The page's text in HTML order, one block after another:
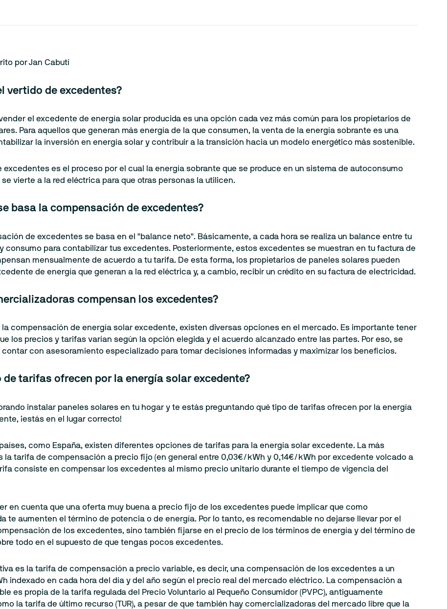
por Jan Cabutí
vertido de excedentes?
el excedente de energía solar producida es una opción cada vez más común para los propietarios de
Para aquellos que generan más energía de la que consumen, la venta de la energía sobrante es una
la inversión en energía solar y contribuir a la transición hacia un modelo energético más sostenible.
excedentes es el proceso por el cual la energía sobrante que se produce en un sistema de autoconsumo
vierte a la red eléctrica para que otras personas la utilicen.
basa la compensación de excedentes?
de excedentes se basa en el "balance neto". Básicamente, a cada hora se realiza un balance entre tu
consumo para contabilizar tus excedentes. Posteriormente, estos excedentes se muestran en tu factura de
mensualmente de acuerdo a tu tarifa. De esta forma, los propietarios de paneles solares pueden
de energía que generan a la red eléctrica y, a cambio, recibir un crédito en su factura de electricidad.
compensan los excedentes?
la compensación de energía solar excedente, existen diversas opciones en el mercado. Es importante tener
los precios y tarifas varían según la opción elegida y el acuerdo alcanzado entre las partes. Por eso, se
contar con asesoramiento especializado para tomar decisiones informadas y maximizar los beneficios.
de tarifas ofrecen por la energía solar excedente?
instalar paneles solares en tu hogar y te estás preguntando qué tipo de tarifas ofrecen por la energía
¡estás en el lugar correcto!
como España, existen diferentes opciones de tarifas para la energía solar excedente. La más
la tarifa de compensación a precio fijo (en general entre 0,03€/kWh y 0,14€/kWh por excedente volcado a
consiste en compensar los excedentes al mismo precio unitario durante el tiempo de vigencia del
en cuenta que una oferta muy buena a precio fijo de los excedentes puede implicar que como
te aumenten el término de potencia o de energía. Por lo tanto, es recomendable no dejarse llevar por el
de los excedentes, sino también fijarse en el precio de los términos de energía y del término de
todo en el supuesto de que tengas pocos excedentes.
es la tarifa de compensación a precio variable, es decir, una compensación de los excedentes a un
indexado en cada hora del día y del año según el precio real del mercado eléctrico. La compensación a
es propia de la tarifa regulada del Precio Voluntario al Pequeño Consumidor (PVPC), antiguamente
la tarifa de último recurso (TUR), a pesar de que también hay comercializadoras del mercado libre que la